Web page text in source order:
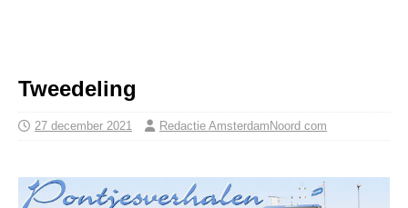
Tweedeling
27 december 2021 Redactie AmsterdamNoord com